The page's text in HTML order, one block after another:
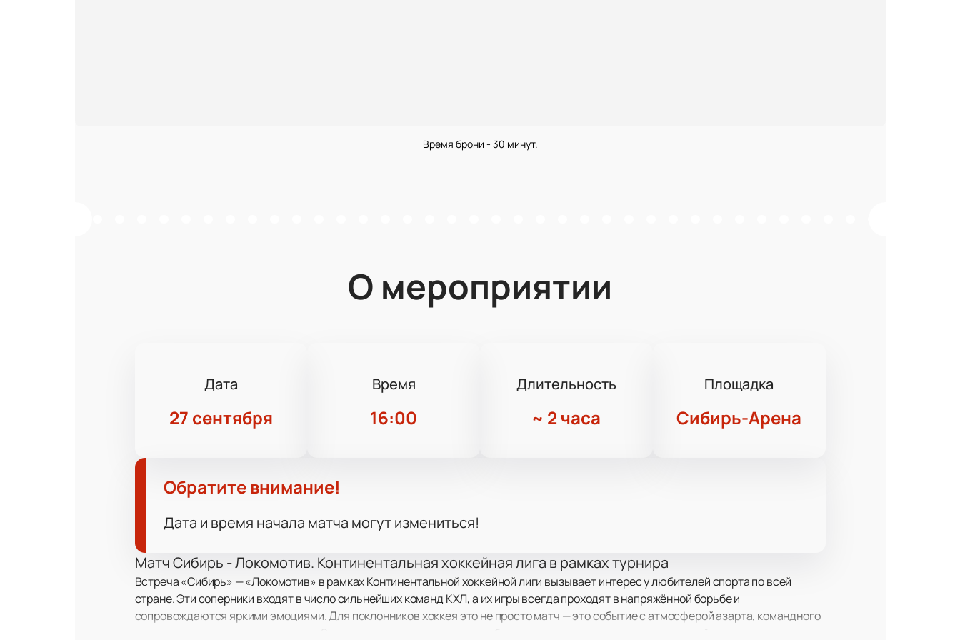
Время брони - 30 минут.
О мероприятии
Дата
27 сентября
Время
16:00
Длительность
~ 2 часа
Площадка
Сибирь-Арена
Обратите внимание!
Дата и время начала матча могут измениться!
Матч Сибирь - Локомотив. Континентальная хоккейная лига в рамках турнира
Встреча «Сибирь» — «Локомотив» в рамках Континентальной хоккейной лиги вызывает интерес у любителей спорта по всей
стране. Эти соперники входят в число сильнейших команд КХЛ, а их игры всегда проходят в напряжённой борьбе и
сопровождаются яркими эмоциями. Для поклонников хоккея это не просто матч — это событие с атмосферой азарта, командного